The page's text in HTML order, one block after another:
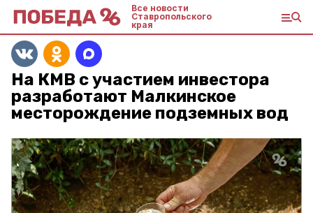
Все новости
Ставропольского
края
На КМВ с участием инвестора
разработают Малкинское
месторождение подземных вод